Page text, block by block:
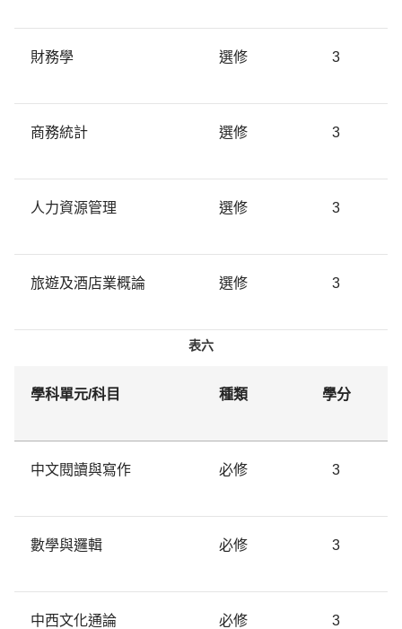
財務學 選修 3
商務統計 選修 3
人力資源管理 選修 3
旅遊及酒店業概論 選修 3
表六
學科單元/科目 種類 學分
中文閱讀與寫作 必修 3
數學與邏輯 必修 3
中西文化通論 必修 3